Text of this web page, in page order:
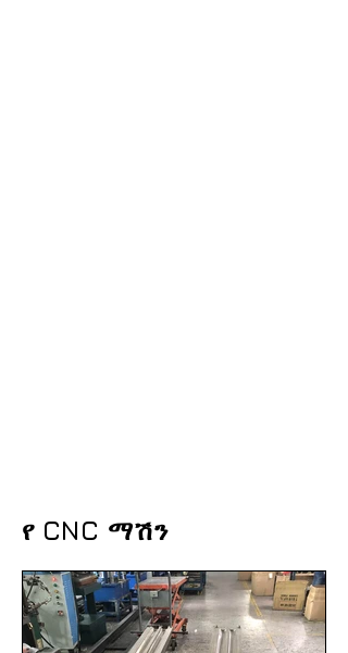
የ CNC ማሽን